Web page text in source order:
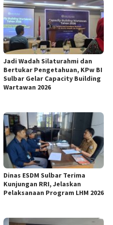
Jadi Wadah Silaturahmi dan
Bertukar Pengetahuan, KPw BI
Sulbar Gelar Capacity Building
Wartawan 2026
Dinas ESDM Sulbar Terima
Kunjungan RRI, Jelaskan
Pelaksanaan Program LHM 2026